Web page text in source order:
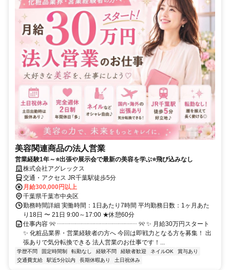
美容関連商品の法人営業
営業経験1年～⭐出張や展示会で最新の美容を学ぶ⭐飛び込みなし
株式会社アグレックス
交通・アクセス JR千葉駅徒歩5分
月給300,000円以上
千葉県千葉市中央区
勤務時間詳細 実働時間：1日あたり7時間 平均勤務日数：1ヶ月あた
り18日 〜 21日 9:00～17:00 ★休憩60分
仕事内容 ୨୧ ┈┈┈┈┈┈┈┈┈┈┈┈┈ ୨୧ ✨ 月給30万円スタート
✨ 化粧品業界・営業経験者の方へ 今回は即戦力となる方を募集！ 出
張ありで気分転換できる 法人営業のお仕事です！...
学歴不問 固定時間制 転勤なし 経験不問 経験者歓迎 ネイルOK
賞与あり
交通費支給
駅近5分以内 長期休暇あり 土日祝休み